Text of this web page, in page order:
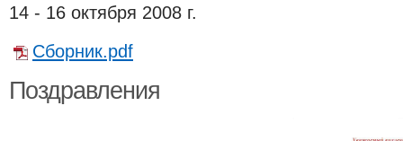
14 - 16 октября 2008 г.
Сборник.pdf
Поздравления